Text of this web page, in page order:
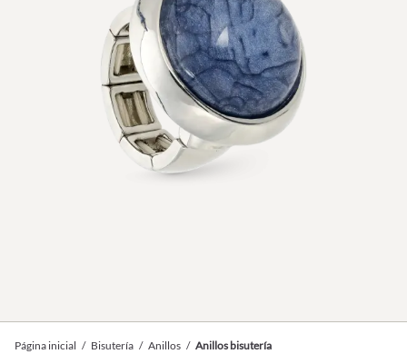
Página inicial / Bisutería / Anillos / Anillos bisutería